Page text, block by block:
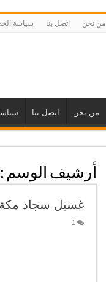
من نحن اتصل بنا سياسة
من نحن اتصل بنا
أرشيف الوسم
غسيل سجاد مكة
1